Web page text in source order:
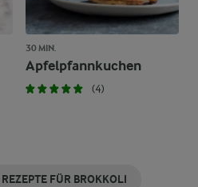
30 MIN.
Apfelpfannkuchen
(4)
REZEPTE FÜR BROKKOLI